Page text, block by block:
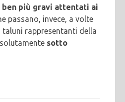
ben più gravi attentati ai
passano, invece, a volte
rappresentanti della
sotto